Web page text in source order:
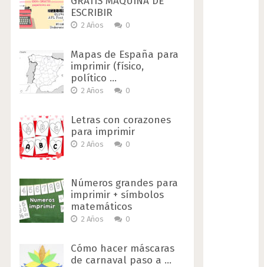
ESCRIBIR
2 Años 0
Mapas de España para
imprimir (físico,
político …
2 Años 0
Letras con corazones
para imprimir
2 Años 0
Números grandes para
imprimir + símbolos
matemáticos
2 Años 0
Cómo hacer máscaras
de carnaval paso a …